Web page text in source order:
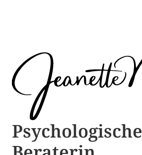
Psychologische ​​